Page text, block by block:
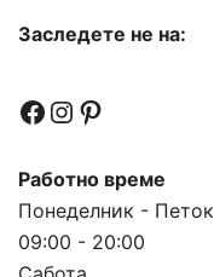
Заследете не на:
Facebook
Instagram
Pinterest
Работно време
Понеделник - Петок
09:00 - 20:00